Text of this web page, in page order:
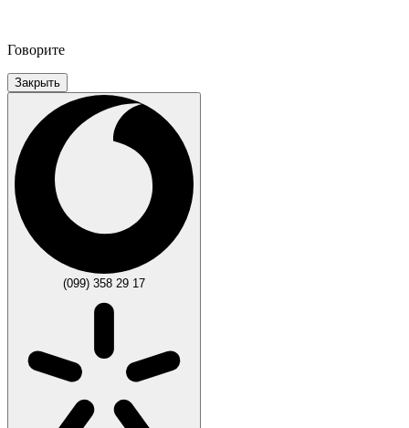
Говорите
Закрыть
(099) 358 29 17